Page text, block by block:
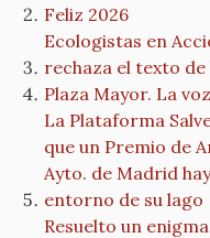
Feliz 2026
Ecologistas en
rechaza el texto
Plaza Mayor. La
La Plataforma
que un Premio de
Ayto. de Madrid
entorno de su lago
Resuelto un